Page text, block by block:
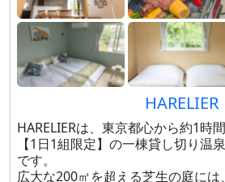
HARELIER
HARELIERは、東京都心から約1時
【1日1組限定】の一棟貸し切り温
です。
広大な200㎡を超える芝生の庭には